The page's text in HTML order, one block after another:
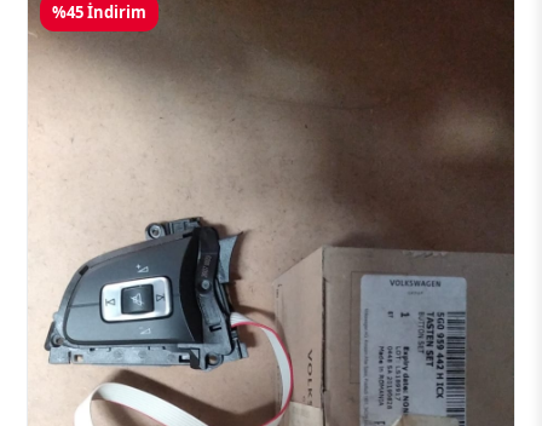
%45 İndirim